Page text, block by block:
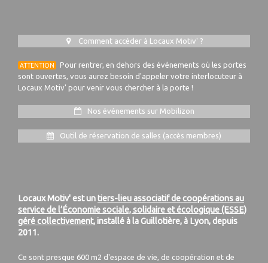
Comment accéder à Locaux Motiv' ?
ATTENTION
Pour rentrer, en dehors des événements où les portes
sont ouvertes, vous aurez besoin d'appeler votre interlocuteur à
Locaux Motiv' pour venir vous chercher à la porte !
Nos événements sur Mobilizon
Outil de réservation de salles (accès membres)
Locaux Motiv' est untiers-lieu associatif de coopérations au
service de l’Économie sociale, solidaire et écologique (ESSE)
géré collectivement, installé à la Guillotière, à Lyon, depuis
2011.
Ce sont presque 600 m2 d'espace de vie, de coopération et de